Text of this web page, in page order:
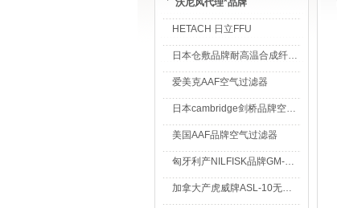
沃尼风代理*品牌
HETACH 日立FFU
日本仓敷品牌耐高温合成纤维过滤棉
爱美克AAF空气过滤器
日本cambridge剑桥品牌空气过滤器
美国AAF品牌空气过滤器
匈牙利产NILFISK品牌GM-80无尘室专用吸尘器
加拿大产虎威牌ASL-10无尘室专用吸尘器